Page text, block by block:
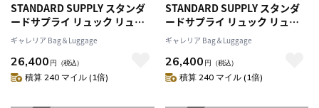
STANDARD SUPPLY スタンダ
ードサプライ リュック リュッ
クサック 22L A4 B4 日本製
SIMPLICITY COMMUTE
DAYPACK
ギャレリア Bag＆Luggage
26,400 円 （税込）
積算 240 マイル (1倍)
STANDARD SUPPLY スタンダ
ードサプライ リュック リュッ
クサック 22L A4 B4 日本製
SIMPLICITY COMMUTE
DAYPACK
ギャレリア Bag＆Luggage
26,400 円 （税込）
積算 240 マイル (1倍)